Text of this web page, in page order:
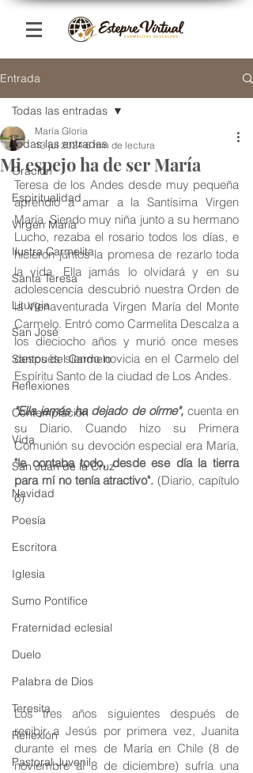
Entrada
Todas las entradas
Oración
Espiritualidad
Virgen María
Ilustra Carmelita
Santa Teresa
Liturgia
San José
Santos del Carmelo
Reflexiones
Contemplación
Vida
San Juan de la Cruz
Navidad
Poesía
Escritora
Iglesia
Sumo Pontífice
Fraternidad eclesial
Duelo
Palabra de Dios
Teresita
Reflexión
Pastoral Juvenil
Todas las entradas
Mi espejo ha de ser María
María Gloria
13 jul 2024 6 min de lectura
Teresa de los Andes desde muy pequeña
aprendió a amar a la Santísima Virgen
María. Siendo muy niña junto a su hermano
Lucho, rezaba el rosario todos los días, e
hicieron juntos la promesa de rezarlo toda
la vida. Ella jamás lo olvidará y en su
adolescencia descubrió nuestra Orden de
la Vienaventurada Virgen María del Monte
Carmelo. Entró como Carmelita Descalza a
los dieciocho años y murió once meses
después siendo novicia en el Carmelo del
Espíritu Santo de la ciudad de Los Andes.
"Ella jamás ha dejado de oírme", cuenta en
su Diario. Cuando hizo su Primera
"le contaba todo, desde ese día la tierra
para mí no tenía atractivo". (Diario, capítulo
6)
Los tres años siguientes después de
recibir a Jesús por primera vez, Juanita
durante el mes de María en Chile (8 de
noviembre al 8 de diciembre) sufría una